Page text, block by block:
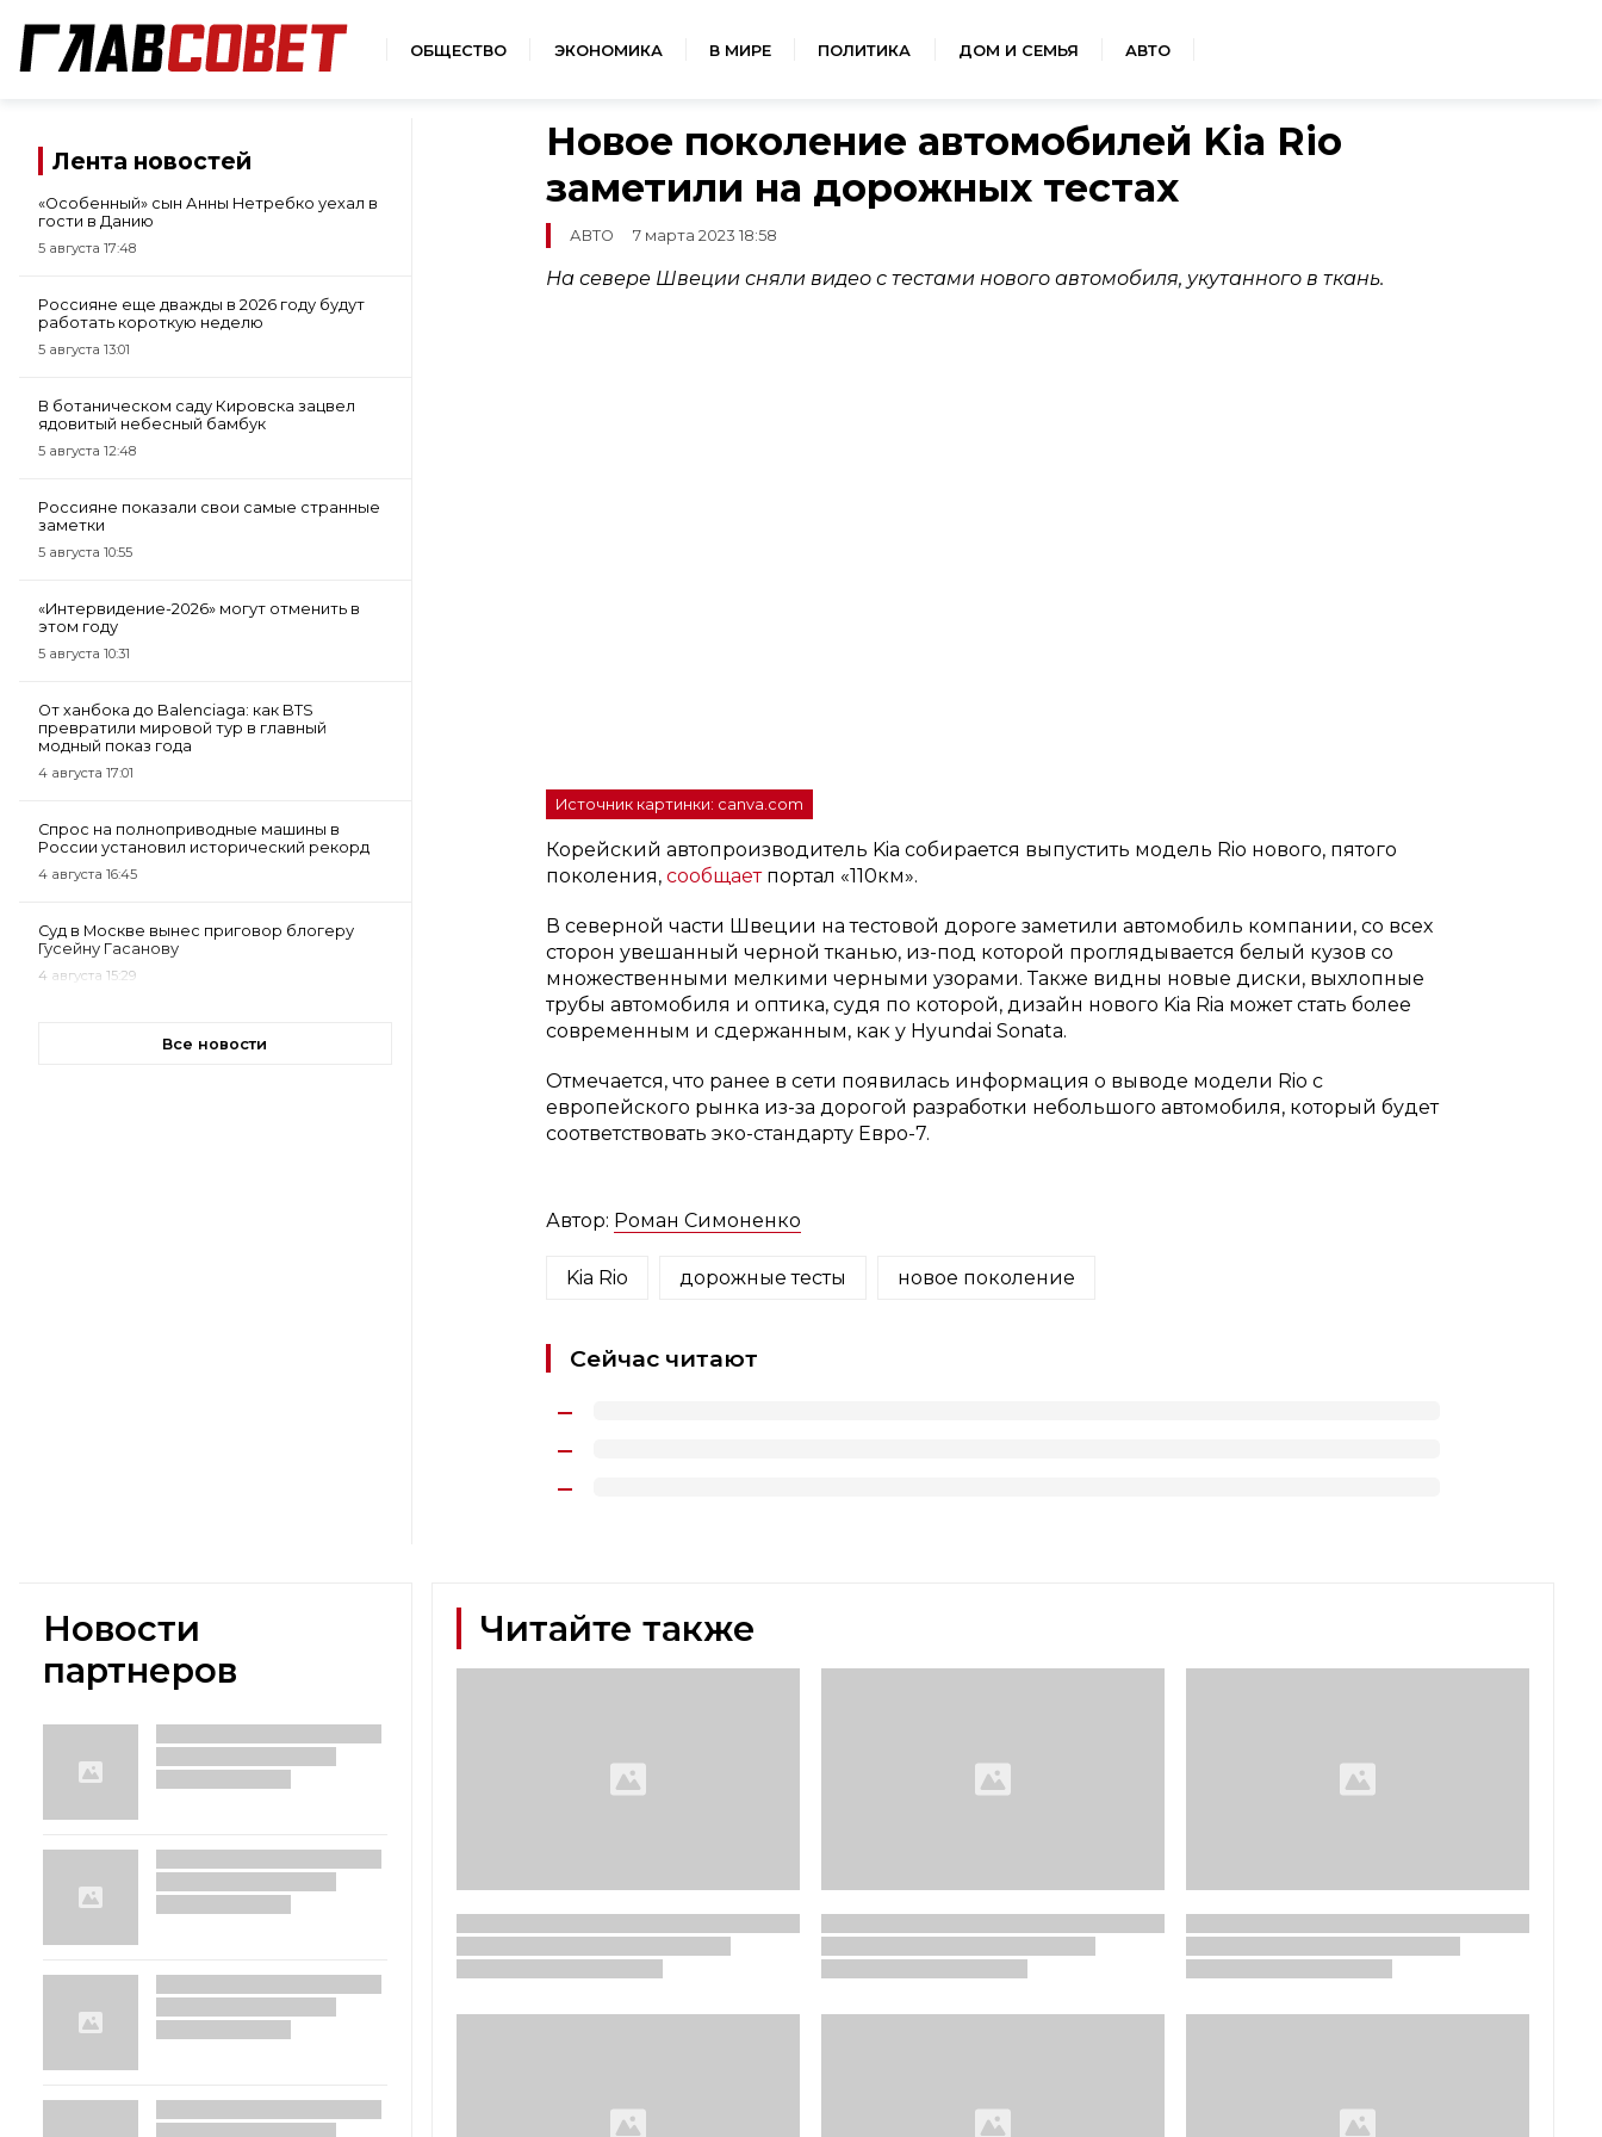
ОБЩЕСТВО ЭКОНОМИКА В МИРЕ ПОЛИТИКА ДОМ И СЕМЬЯ АВТО
Лента новостей
«Особенный» сын Анны Нетребко уехал в
гости в Данию
5 августа 17:48
Россияне еще дважды в 2026 году будут
работать короткую неделю
5 августа 13:01
В ботаническом саду Кировска зацвел
ядовитый небесный бамбук
5 августа 12:48
Россияне показали свои самые странные
заметки
5 августа 10:55
«Интервидение-2026» могут отменить в
этом году
5 августа 10:31
От ханбока до Balenciaga: как BTS
превратили мировой тур в главный
модный показ года
4 августа 17:01
Спрос на полноприводные машины в
России установил исторический рекорд
4 августа 16:45
Суд в Москве вынес приговор блогеру
Гусейну Гасанову
4 августа 15:29
Все новости
Новое поколение автомобилей Kia Rio
заметили на дорожных тестах
АВТО 7 марта 2023 18:58
На севере Швеции сняли видео с тестами нового автомобиля, укутанного в ткань.
Источник картинки: canva.com
Корейский автопроизводитель Kia собирается выпустить модель Rio нового, пятого
поколения, сообщаетпортал «110км».
В северной части Швеции на тестовой дороге заметили автомобиль компании, со всех
сторон увешанный черной тканью, из-под которой проглядывается белый кузов со
множественными мелкими черными узорами. Также видны новые диски, выхлопные
трубы автомобиля и оптика, судя по которой, дизайн нового Kia Ria может стать более
современным и сдержанным, как у Hyundai Sonata.
Отмечается, что ранее в сети появилась информация о выводе модели Rio с
европейского рынка из-за дорогой разработки небольшого автомобиля, который будет
соответствовать эко-стандарту Евро-7.
Автор: Роман Симоненко
Kia Rio дорожные тесты новое поколение
Сейчас читают
Новости
партнеров
Читайте также